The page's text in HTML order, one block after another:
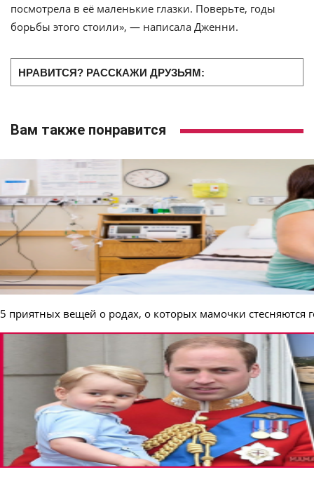
посмотрела в её маленькие глазки. Поверьте, годы
борьбы этого стоили», — написала Дженни.
НРАВИТСЯ? РАССКАЖИ ДРУЗЬЯМ:
Вам также понравится
5 приятных вещей о родах, о которых мамочки стесняются